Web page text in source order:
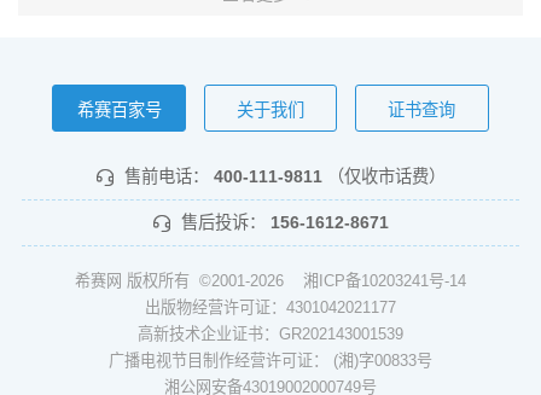
希赛百家号 关于我们 证书查询
售前电话： 400-111-9811 （仅收市话费）
售后投诉： 156-1612-8671
希赛网 版权所有 ©2001-2026 湘ICP备10203241号-14
出版物经营许可证：4301042021177
高新技术企业证书：GR202143001539
广播电视节目制作经营许可证： (湘)字00833号
湘公网安备43019002000749号